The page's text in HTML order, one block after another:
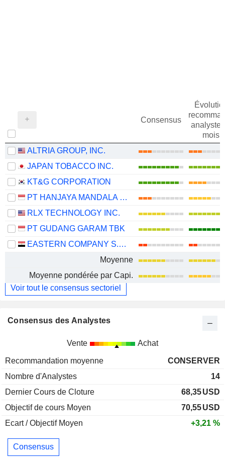
Consensus
mois
ALTRIA GROUP, INC.
JAPAN TOBACCO INC.
KT&G CORPORATION
PT HANJAYA MANDALA SAMPOERNA TBK
RLX TECHNOLOGY INC.
PT GUDANG GARAM TBK
EASTERN COMPANY S.A.E
Moyenne
Moyenne pondérée par Capi.
Voir tout le consensus sectoriel
Consensus des Analystes
Vente Achat
Recommandation moyenne
CONSERVER
Nombre d'Analystes
14
Dernier Cours de Cloture
68,35USD
Objectif de cours Moyen
70,55USD
Ecart / Objectif Moyen
+3,21 %
Consensus